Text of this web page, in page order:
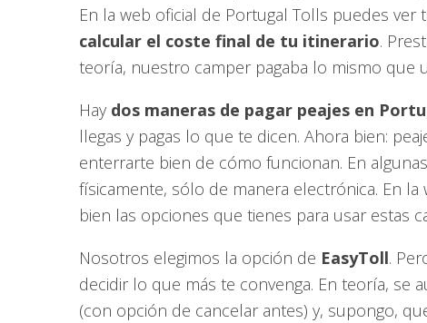
En la web oficial de Portugal Tolls puedes
calcular el coste final de tu itinerario.
teoría, nuestro camper pagaba lo mismo que
Hay dos maneras de pagar peajes en
llegas y pagas lo que te dicen. Ahora bien:
enterrarte bien de cómo funcionan. En
físicamente, sólo de manera electrónica. En la
bien las opciones que tienes para usar estas
Nosotros elegimos la opción de EasyToll.
decidir lo que más te convenga. En teoría, se
(con opción de cancelar antes) y, supongo,